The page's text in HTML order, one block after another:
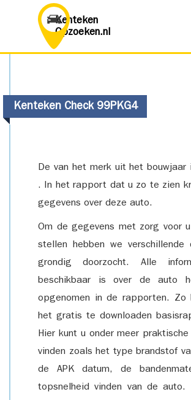
Kenteken
Opzoeken.nl
Kenteken Check 99PKG4
De van het merk uit het bouwjaar
. In het rapport dat u zo te zien
gegevens over deze auto.
Om de gegevens met zorg voor
stellen hebben we verschillende
grondig doorzocht. Alle
beschikbaar is over de auto
opgenomen in de rapporten. Zo
het gratis te downloaden
Hier kunt u onder meer
vinden zoals het type brandstof
de APK datum, de
topsnelheid vinden van de auto.